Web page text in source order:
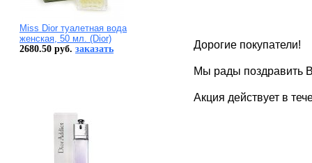
Miss Dior туалетная вода
женская, 50 мл. (Dior)
2680.50 руб. заказать Дорогие покупатели!
Мы рады поздравить
Акция действует в